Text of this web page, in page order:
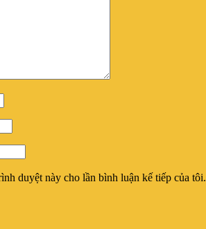
duyệt này cho lần bình luận kế tiếp của tôi.